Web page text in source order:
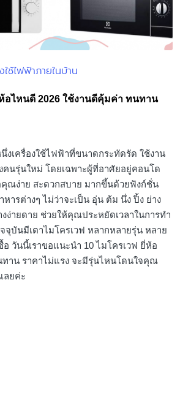
ใช้ไฟฟ้าภายในบ้าน
อไหนดี 2026 ใช้งานดีคุ้มค่า ทนทาน
นึ่งเครื่องใช้ไฟฟ้าที่ขนาดกระทัดรัด ใช้งาน
คนรุ่นใหม่ โดยเฉพาะผู้ที่อาศัยอยู่คอนโด
คุณง่าย สะดวกสบาย มากขึ้นด้วยฟังก์ชั่น
ารต่างๆ ไม่ว่าจะเป็น อุ่น ต้ม นึ่ง ปิ้ง ย่าง
ง่ายดาย ช่วยให้คุณประหยัดเวลาในการทำ
จุบันมีเตาไมโครเวฟ หลากหลายรุ่น หลาย
วันนี้เราขอแนะนำ 10 ไมโครเวฟ ยี่ห้อ
าน ราคาไม่แรง จะมีรุ่นไหนโดนใจคุณ
ลยค่ะ